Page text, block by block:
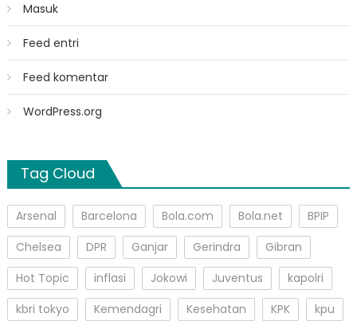
Masuk
Feed entri
Feed komentar
WordPress.org
Tag Cloud
Arsenal Barcelona Bola.com Bola.net
BPIP
Chelsea
DPR Ganjar Gerindra
Gibran
Hot Topic
inflasi Jokowi Juventus
kapolri
kbri tokyo
Kemendagri Kesehatan KPK
kpu